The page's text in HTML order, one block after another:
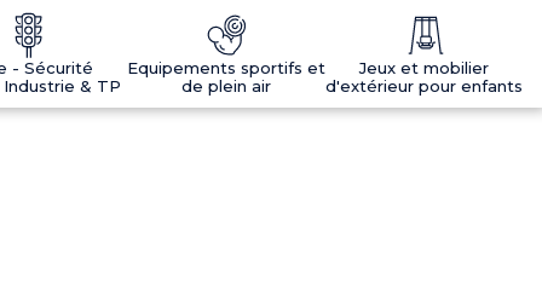
- Sécurité
& TP
Equipements sportifs et
de plein air
Jeux et mobilier
d'extérieur pour enfants